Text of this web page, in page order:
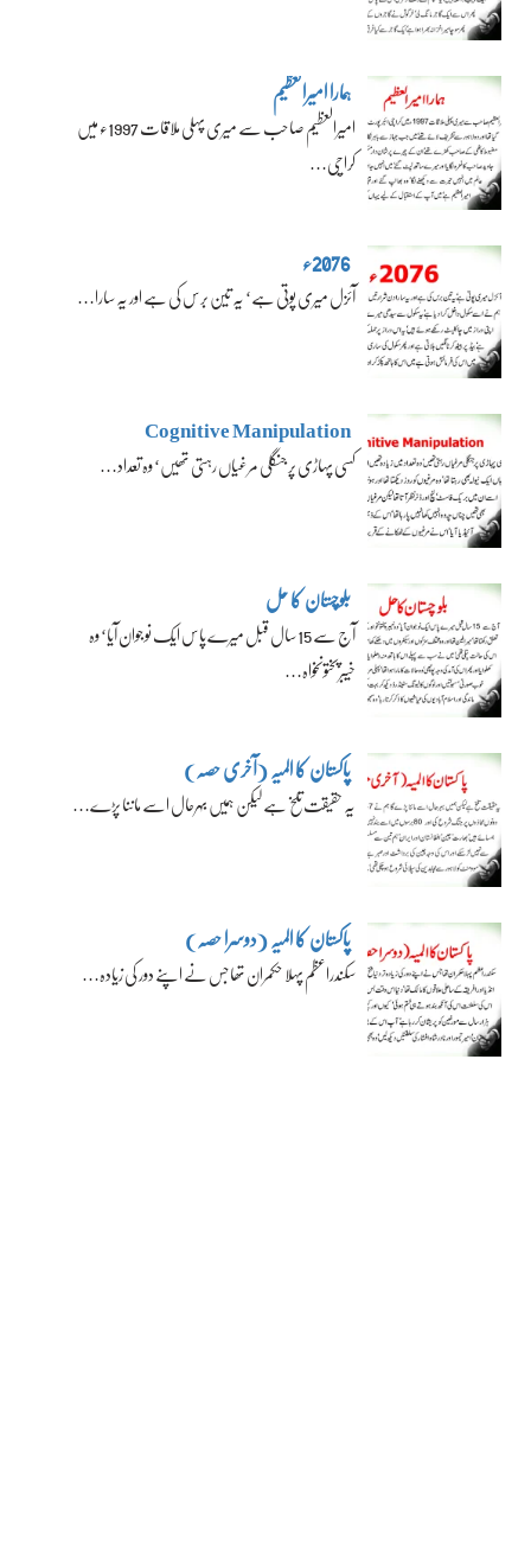
ہمارا امیرالعظیم
امیرالعظیم صاحب سے میری پہلی ملاقات 1997ء میں
کراچی…
2076ء
آئزل میری پوتی ہے‘ یہ تین برس کی ہے اور یہ سارا…
Cognitive Manipulation
کسی پہاڑی پر جنگلی مرغیاں رہتی تھیں‘ وہ تعداد…
بلوچستان کا حل
آج سے 15 سال قبل میرے پاس ایک نوجوان آیا‘ وہ
خیبرپختونخواہ…
پاکستان کا المیہ (آخری حصہ)
یہ حقیقت تلخ ہے لیکن ہمیں بہرحال اسے ماننا پڑے…
پاکستان کا المیہ (دوسرا حصہ)
سکندراعظم پہلا حکمران تھا جس نے اپنے دور کی زیادہ…